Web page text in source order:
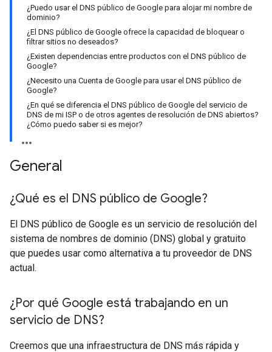
¿Puedo usar el DNS público de Google para alojar mi nombre de
dominio?
¿El DNS público de Google ofrece la capacidad de bloquear o
filtrar sitios no deseados?
¿Existen dependencias entre productos con el DNS público de
Google?
¿Necesito una Cuenta de Google para usar el DNS público de
Google?
¿En qué se diferencia el DNS público de Google del servicio de
DNS de mi ISP o de otros agentes de resolución de DNS abiertos?
¿Cómo puedo saber si es mejor?
General
¿Qué es el DNS público de Google?
El DNS público de Google es un servicio de resolución del
sistema de nombres de dominio (DNS) global y gratuito
que puedes usar como alternativa a tu proveedor de DNS
actual.
¿Por qué Google está trabajando en un
servicio de DNS?
Creemos que una infraestructura de DNS más rápida y